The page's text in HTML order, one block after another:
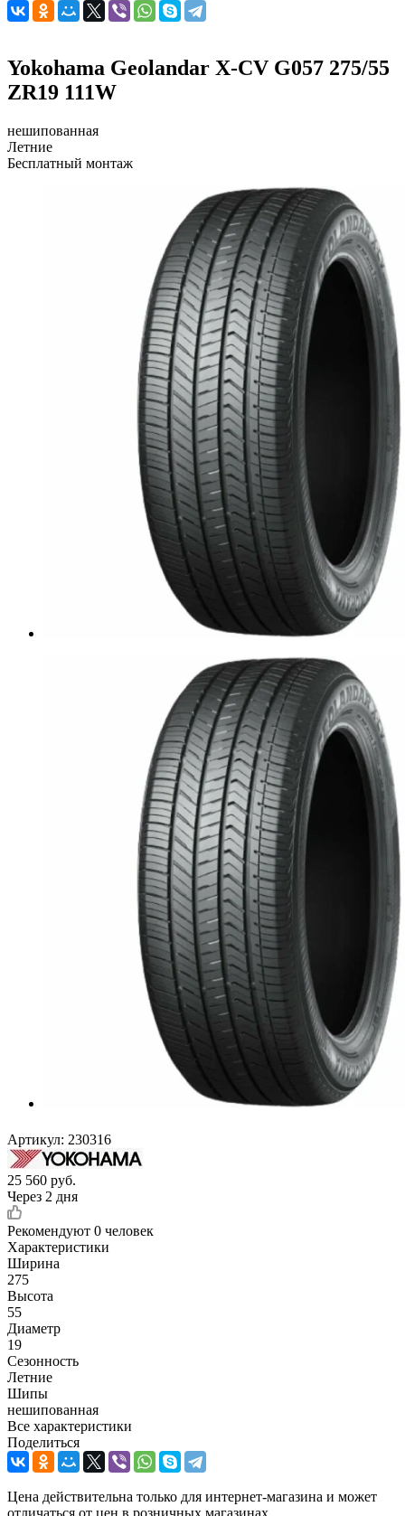
Yokohama Geolandar X-CV G057 275/55
ZR19 111W
нешипованная
Летние
Бесплатный монтаж
Артикул: 230316
25 560 руб.
Через 2 дня
Рекомендуют 0 человек
Характеристики
Ширина
275
Высота
55
Диаметр
19
Сезонность
Летние
Шипы
нешипованная
Все характеристики
Поделиться
Цена действительна только для интернет-магазина и может
отличаться от цен в розничных магазинах